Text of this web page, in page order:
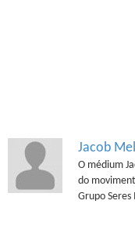
Jacob
O médium
do
Grupo